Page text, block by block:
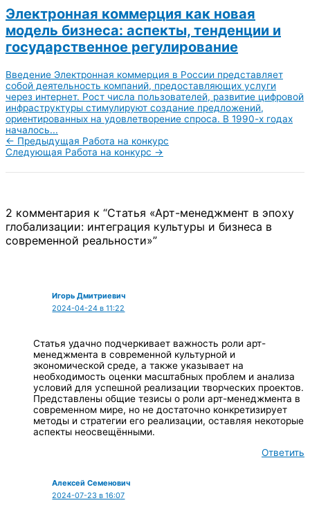
Электронная коммерция как новая
модель бизнеса: аспекты, тенденции и
государственное регулирование
Введение Электронная коммерция в России представляет
собой деятельность компаний, предоставляющих услуги
через интернет. Рост числа пользователей, развитие цифровой
инфраструктуры стимулируют создание предложений,
ориентированных на удовлетворение спроса. В 1990-х годах
началось...
← Предыдущая Работа на конкурс
Следующая Работа на конкурс →
2 комментария к “Статья «Арт-менеджмент в эпоху
глобализации: интеграция культуры и бизнеса в
современной реальности»”
Игорь Дмитриевич
2024-04-24 в 11:22
Статья удачно подчеркивает важность роли арт-
менеджмента в современной культурной и
экономической среде, а также указывает на
необходимость оценки масштабных проблем и анализа
условий для успешной реализации творческих проектов.
Представлены общие тезисы о роли арт-менеджмента в
современном мире, но не достаточно конкретизирует
методы и стратегии его реализации, оставляя некоторые
аспекты неосвещёнными.
Ответить
Алексей Семенович
2024-07-23 в 16:07